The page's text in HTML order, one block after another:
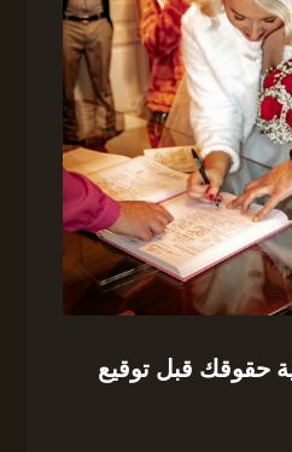
حقوقك قبل توقيع